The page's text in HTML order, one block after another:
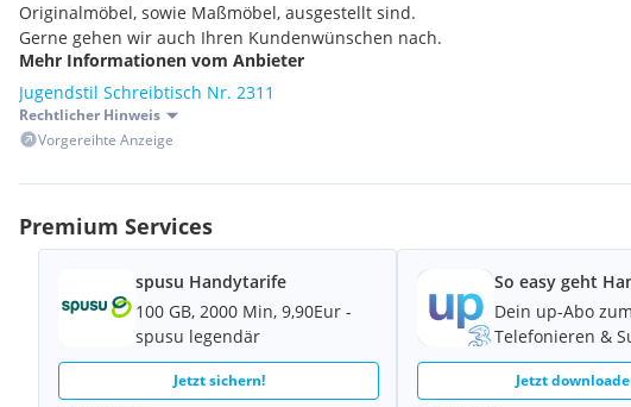
Originalmöbel, sowie Maßmöbel, ausgestellt sind.
Gerne gehen wir auch Ihren Kundenwünschen nach.
Mehr Informationen vom Anbieter
Jugendstil Schreibtisch Nr. 2311
Rechtlicher Hinweis
Vorgereihte Anzeige
Premium Services
spusu Handytarife
100 GB, 2000 Min, 9,90Eur -
spusu legendär
Jetzt sichern!
So easy geht
Dein up-Abo
Telefonieren &
Jetzt